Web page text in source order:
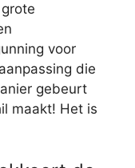
voor
die
gebeurt
maakt! Het is